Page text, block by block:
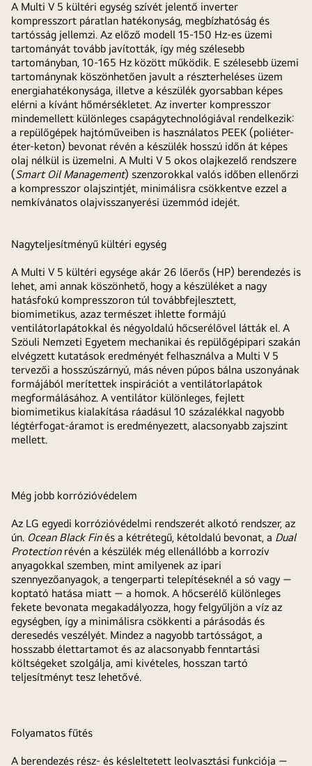
A Multi V 5 kültéri egység szívét jelentő inverter
kompresszort páratlan hatékonyság, megbízhatóság és
tartósság jellemzi. Az előző modell 15-150 Hz-es üzemi
tartományát tovább javították, így még szélesebb
tartományban, 10-165 Hz között működik. E szélesebb üzemi
tartománynak köszönhetően javult a részterheléses üzem
energiahatékonysága, illetve a készülék gyorsabban képes
elérni a kívánt hőmérsékletet. Az inverter kompresszor
mindemellett különleges csapágytechnológiával rendelkezik:
a repülőgépek hajtóműveiben is használatos PEEK (poliéter-
éter-keton) bevonat révén a készülék hosszú időn át képes
olaj nélkül is üzemelni. A Multi V 5 okos olajkezelő rendszere
(Smart Oil Management) szenzorokkal valós időben ellenőrzi
a kompresszor olajszintjét, minimálisra csökkentve ezzel a
nemkívánatos olajvisszanyerési üzemmód idejét.
Nagyteljesítményű kültéri egység
A Multi V 5 kültéri egysége akár 26 lőerős (HP) berendezés is
lehet, ami annak köszönhető, hogy a készüléket a nagy
hatásfokú kompresszoron túl továbbfejlesztett,
biomimetikus, azaz természet ihlette formájú
ventilátorlapátokkal és négyoldalú hőcserélővel látták el. A
Szöuli Nemzeti Egyetem mechanikai és repülőgépipari szakán
elvégzett kutatások eredményét felhasználva a Multi V 5
tervezői a hosszúszárnyú, más néven púpos bálna uszonyának
formájából merítettek inspirációt a ventilátorlapátok
megformálásához. A ventilátor különleges, fejlett
biomimetikus kialakítása ráadásul 10 százalékkal nagyobb
légtérfogat-áramot is eredményezett, alacsonyabb zajszint
mellett.
Még jobb korrózióvédelem
Az LG egyedi korrózióvédelmi rendszerét alkotó rendszer, az
ún. Ocean Black Finés a kétrétegű, kétoldalú bevonat, a Dual
Protectionrévén a készülék még ellenállóbb a korrozív
anyagokkal szemben, mint amilyenek az ipari
szennyezőanyagok, a tengerparti telepítéseknél a só vagy —
koptató hatása miatt — a homok. A hőcserélő különleges
fekete bevonata megakadályozza, hogy felgyűljön a víz az
egységben, így a minimálisra csökkenti a párásodás és
deresedés veszélyét. Mindez a nagyobb tartósságot, a
hosszabb élettartamot és az alacsonyabb fenntartási
költségeket szolgálja, ami kivételes, hosszan tartó
teljesítményt tesz lehetővé.
Folyamatos fűtés
A berendezés rész- és késleltetett leolvasztási funkciója —